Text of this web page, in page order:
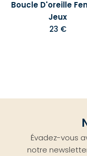
Boucle D'oreille
Jeux
23 €
Évadez-vous
notre